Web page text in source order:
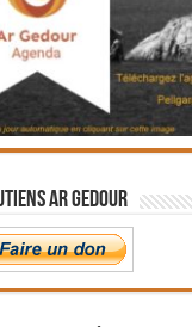
Ar Gedour